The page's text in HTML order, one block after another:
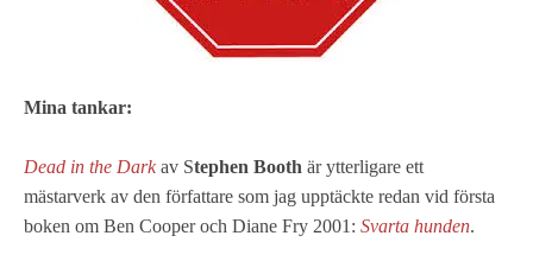
Mina tankar:
Dead in the Darkav Stephen Booth är ytterligare ett
mästarverk av den författare som jag upptäckte redan vid första
boken om Ben Cooper och Diane Fry 2001: Svarta hunden.